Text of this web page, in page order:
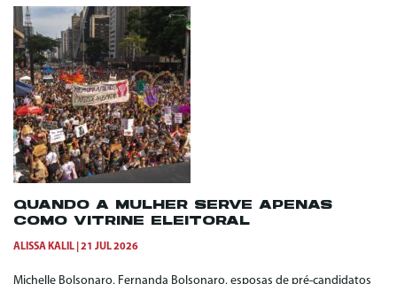
QUANDO A MULHER SERVE APENAS
COMO VITRINE ELEITORAL
ALISSA KALIL 21 JUL 2026
Michelle Bolsonaro, Fernanda Bolsonaro, esposas de pré-candidatos